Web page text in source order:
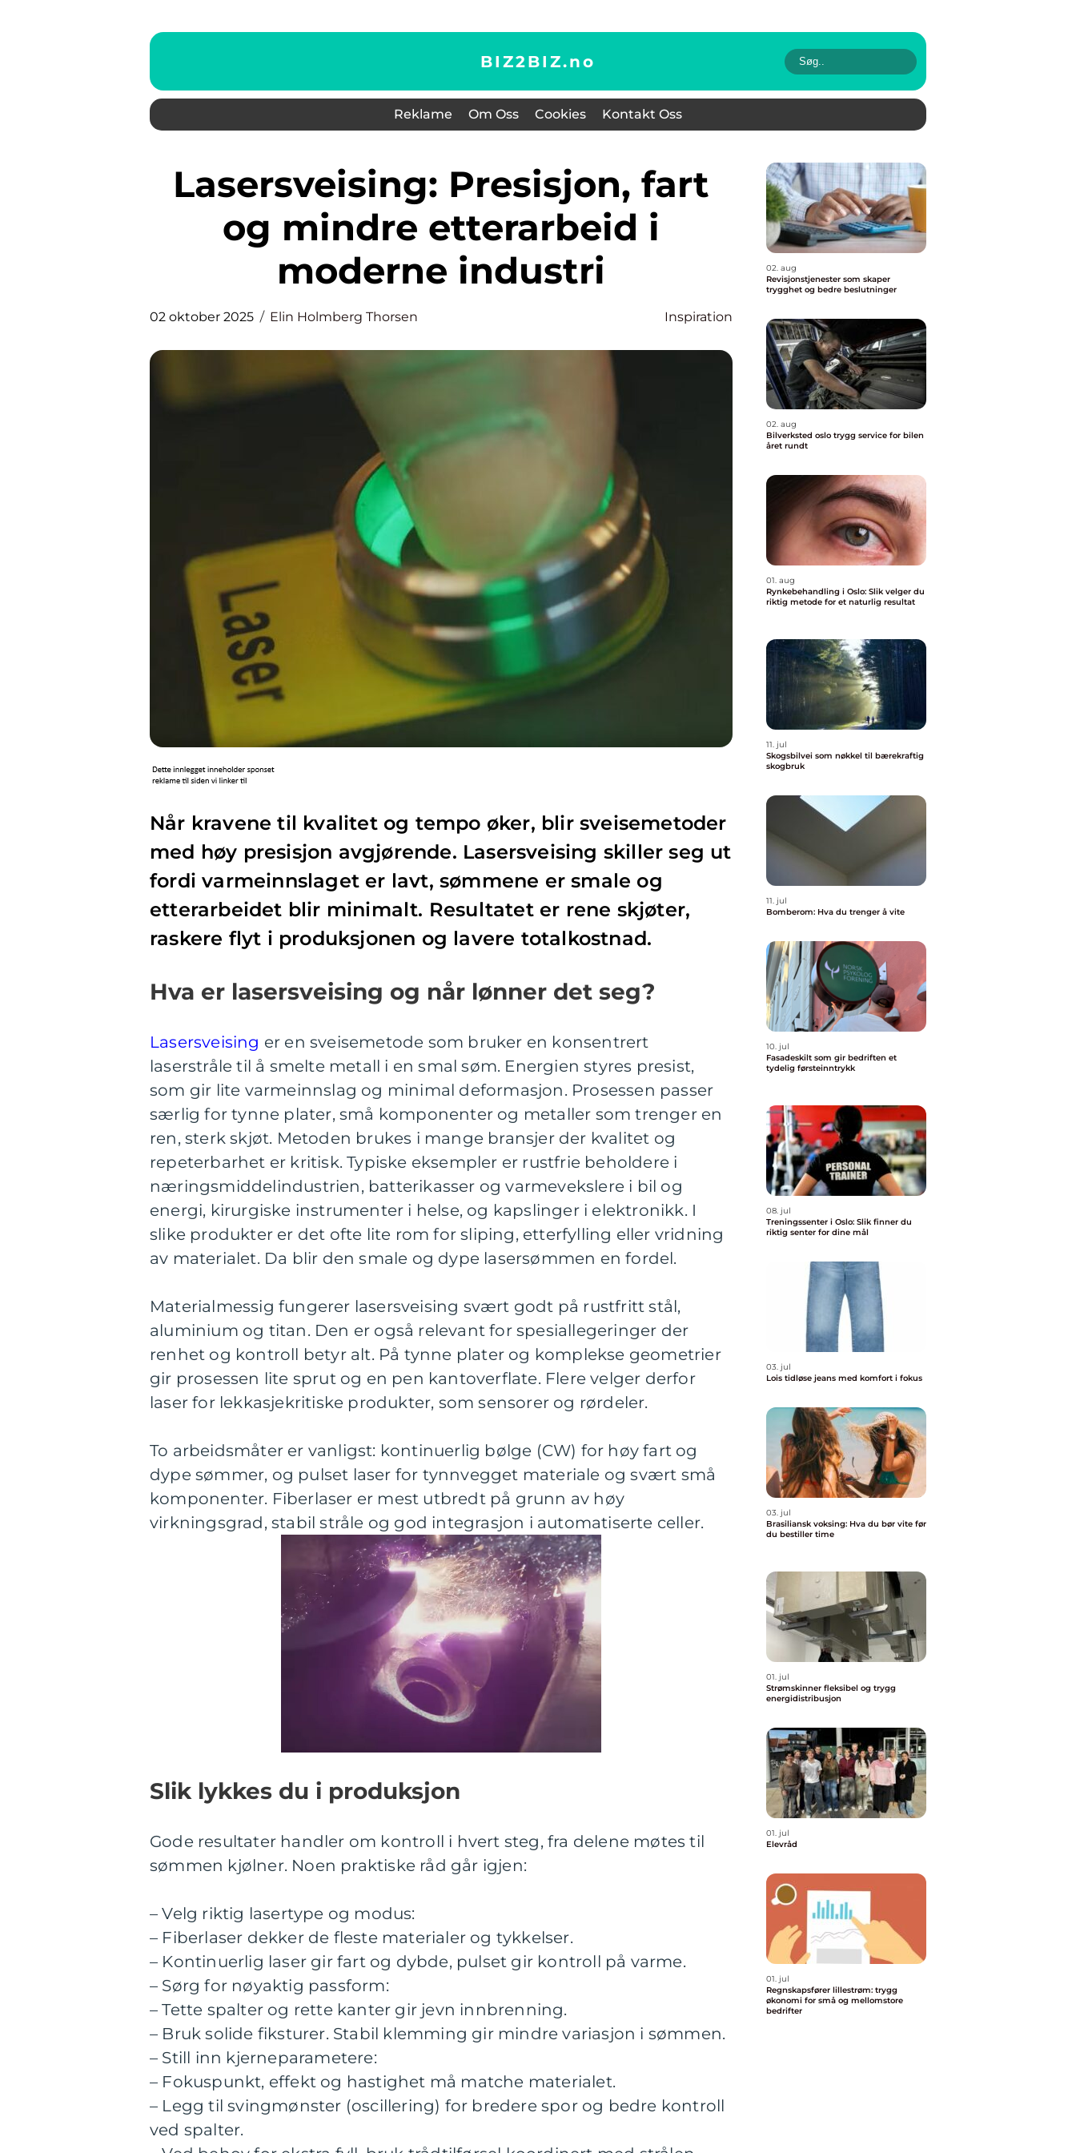
BIZ2BIZ.no
Reklame Om Oss Cookies Kontakt Oss
Lasersveising: Presisjon, fart
og mindre etterarbeid i
moderne industri
02 oktober 2025 Elin Holmberg Thorsen Inspiration
Når kravene til kvalitet og tempo øker, blir sveisemetoder
med høy presisjon avgjørende. Lasersveising skiller seg ut
fordi varmeinnslaget er lavt, sømmene er smale og
etterarbeidet blir minimalt. Resultatet er rene skjøter,
raskere flyt i produksjonen og lavere totalkostnad.
Hva er lasersveising og når lønner det seg?
Lasersveising er en sveisemetode som bruker en konsentrert
laserstråle til å smelte metall i en smal søm. Energien styres presist,
som gir lite varmeinnslag og minimal deformasjon. Prosessen passer
særlig for tynne plater, små komponenter og metaller som trenger en
ren, sterk skjøt. Metoden brukes i mange bransjer der kvalitet og
repeterbarhet er kritisk. Typiske eksempler er rustfrie beholdere i
næringsmiddelindustrien, batterikasser og varmevekslere i bil og
energi, kirurgiske instrumenter i helse, og kapslinger i elektronikk. I
slike produkter er det ofte lite rom for sliping, etterfylling eller vridning
av materialet. Da blir den smale og dype lasersømmen en fordel.
Materialmessig fungerer lasersveising svært godt på rustfritt stål,
aluminium og titan. Den er også relevant for spesiallegeringer der
renhet og kontroll betyr alt. På tynne plater og komplekse geometrier
gir prosessen lite sprut og en pen kantoverflate. Flere velger derfor
laser for lekkasjekritiske produkter, som sensorer og rørdeler.
To arbeidsmåter er vanligst: kontinuerlig bølge (CW) for høy fart og
dype sømmer, og pulset laser for tynnvegget materiale og svært små
komponenter. Fiberlaser er mest utbredt på grunn av høy
virkningsgrad, stabil stråle og god integrasjon i automatiserte celler.
Slik lykkes du i produksjon
Gode resultater handler om kontroll i hvert steg, fra delene møtes til
sømmen kjølner. Noen praktiske råd går igjen:
– Velg riktig lasertype og modus:
– Fiberlaser dekker de fleste materialer og tykkelser.
– Kontinuerlig laser gir fart og dybde, pulset gir kontroll på varme.
– Sørg for nøyaktig passform:
– Tette spalter og rette kanter gir jevn innbrenning.
– Bruk solide fiksturer. Stabil klemming gir mindre variasjon i sømmen.
– Still inn kjerneparametere:
– Fokuspunkt, effekt og hastighet må matche materialet.
– Legg til svingmønster (oscillering) for bredere spor og bedre kontroll
ved spalter.
02. aug
Revisjonstjenester som skaper
trygghet og bedre beslutninger
02. aug
Bilverksted oslo trygg service for bilen
året rundt
01. aug
Rynkebehandling i Oslo: Slik velger du
riktig metode for et naturlig resultat
11. jul
Skogsbilvei som nøkkel til bærekraftig
skogbruk
11. jul
Bomberom: Hva du trenger å vite
10. jul
Fasadeskilt som gir bedriften et
tydelig førsteinntrykk
08. jul
Treningssenter i Oslo: Slik finner du
riktig senter for dine mål
03. jul
Lois tidløse jeans med komfort i fokus
03. jul
Brasiliansk voksing: Hva du bør vite før
du bestiller time
01. jul
Strømskinner fleksibel og trygg
energidistribusjon
01. jul
Elevråd
01. jul
Regnskapsfører lillestrøm: trygg
økonomi for små og mellomstore
bedrifter